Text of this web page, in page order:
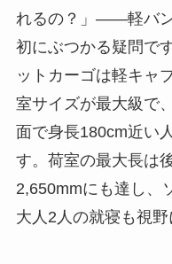
れるの？」——軽バ
初にぶつかる疑問で
ットカーゴは軽キャ
室サイズが最大級で
面で身長180cm近い
す。荷室の最大長は
2,650mmにも達し、
大人2人の就寝も視野